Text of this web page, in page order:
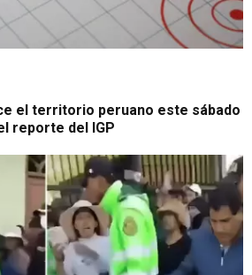
el territorio peruano este sábado
reporte del IGP